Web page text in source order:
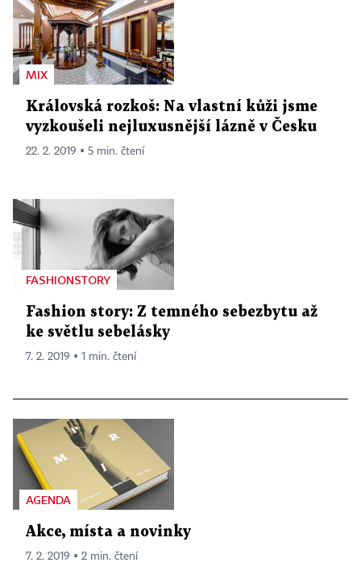
MIX
Královská rozkoš: Na vlastní kůži jsme
vyzkoušeli nejluxusnější lázně v Česku
22. 2. 2019 ▪ 5 min. čtení
FASHIONSTORY
Fashion story: Z temného sebezbytu až
ke světlu sebelásky
7. 2. 2019 ▪ 1 min. čtení
AGENDA
Akce, místa a novinky
7. 2. 2019 ▪ 2 min. čtení